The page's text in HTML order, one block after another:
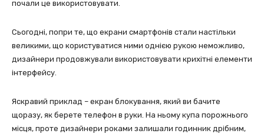
почали це використовувати.
Сьогодні, попри те, що екрани смартфонів стали настільки
великими, що користуватися ними однією рукою неможливо,
дизайнери продовжували використовувати крихітні елементи
інтерфейсу.
Яскравий приклад – екран блокування, який ви бачите
щоразу, як берете телефон в руки. На ньому купа порожнього
місця, проте дизайнери роками залишали годинник дрібним,